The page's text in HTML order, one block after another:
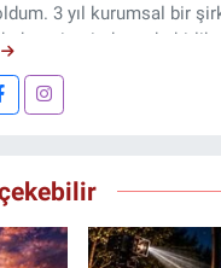
3 yıl kurumsal bir
sitesinde muhabirlik